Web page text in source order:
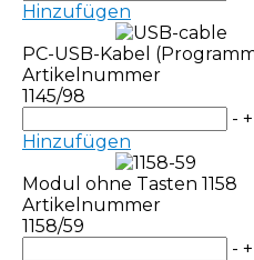
Hinzufügen
PC-USB-Kabel
Artikelnummer
1145/98
- +
Hinzufügen
Modul ohne Tasten 1158
Artikelnummer
1158/59
- +